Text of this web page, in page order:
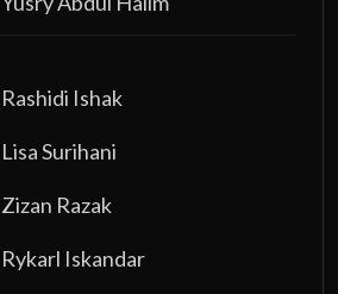
Rashidi Ishak
Lisa Surihani
Zizan Razak
Rykarl Iskandar